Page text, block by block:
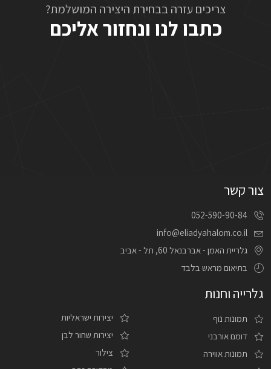
צריכים עזרה בבחירת היצירה המושלמת?
כתבו לנו ונחזור אליכם
צור קשר
052-590-90-84
info@eliadyahalom.co.il
גלריית האמן - אברבנאל 60, תל - אביב
בתיאום מראש בלבד
גלרייה וחנות
תמונות נוף
דומם אורבני
תמונות אווירה
יצירות ישראליות
יצירות שחור לבן
צילור